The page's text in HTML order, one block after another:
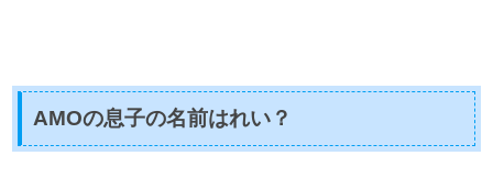
AMOの息子の名前はれい？